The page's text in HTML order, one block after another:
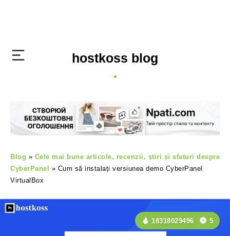
hostkoss blog
Blog » Cele mai bune articole, recenzii, știri și sfaturi despre
CyberPanel » Cum să instalați versiunea demo CyberPanel
VirtualBox
18318029496 5